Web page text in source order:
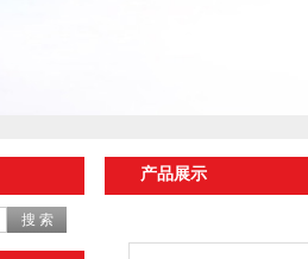
产品展示